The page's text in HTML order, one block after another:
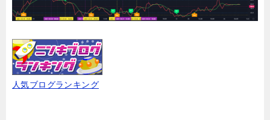
人気ブログランキング